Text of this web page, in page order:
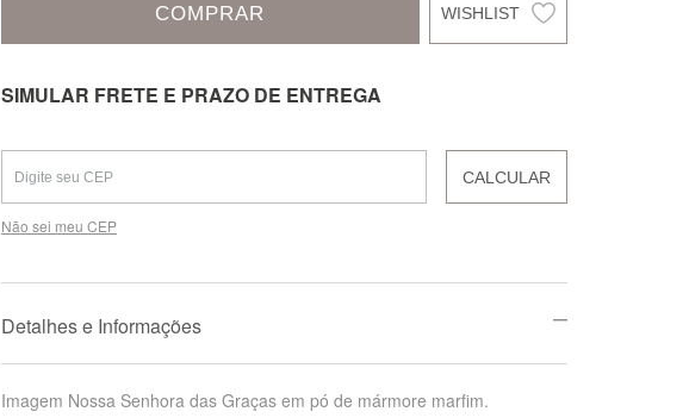
COMPRAR
SIMULAR FRETE E PRAZO DE ENTREGA
CALCULAR
Não sei meu CEP
Detalhes e Informações
Imagem Nossa Senhora das Graças em pó de mármore marfim.